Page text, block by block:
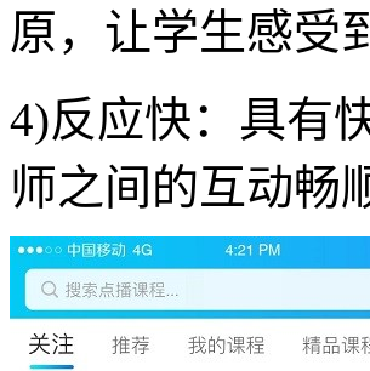
原，让学生感受
4)反应快：具有
师之间的互动畅